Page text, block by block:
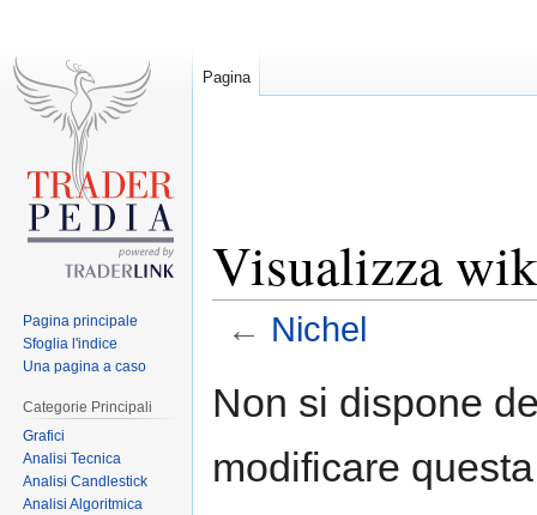
Visualizza
← Nichel
toto
Non si dispone
modificare
Pagina
Pagina principale
Sfoglia l'indice
Una pagina a caso
Categorie Principali
Grafici
Analisi Tecnica
Analisi Candlestick
Analisi Algoritmica